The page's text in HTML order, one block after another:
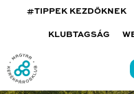
#TIPPEK KEZDŐKNEK
KLUBTAGSÁG